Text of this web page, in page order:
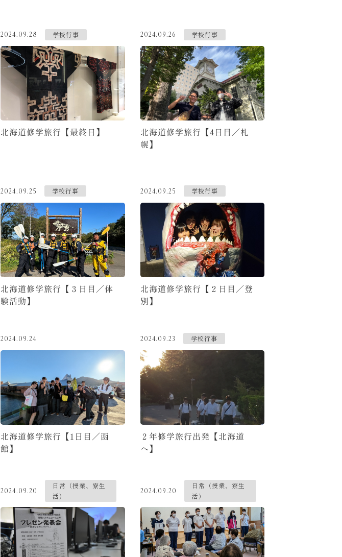
2024.09.28 学校行事
北海道修学旅行【最終日】
2024.09.26 学校行事
北海道修学旅行【4日目／札
幌】
2024.09.25 学校行事
北海道修学旅行【３日目／体
験活動】
2024.09.25 学校行事
北海道修学旅行【２日目／登
別】
2024.09.24
北海道修学旅行【1日目／函
館】
2024.09.23 学校行事
２年修学旅行出発【北海道
へ】
2024.09.20
日常（授業、寮生
活）
2024.09.20
日常（授業、寮生
活）